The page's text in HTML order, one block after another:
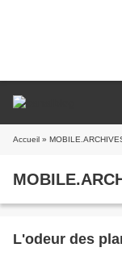
Accueil »
L'odeur des